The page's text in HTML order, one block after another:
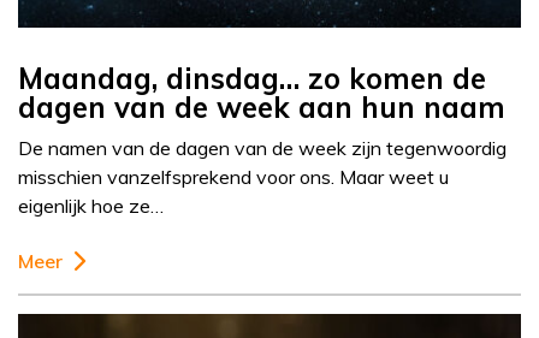
Maandag, dinsdag… zo komen de
dagen van de week aan hun naam
De namen van de dagen van de week zijn tegenwoordig
misschien vanzelfsprekend voor ons. Maar weet u
eigenlijk hoe ze…
Meer